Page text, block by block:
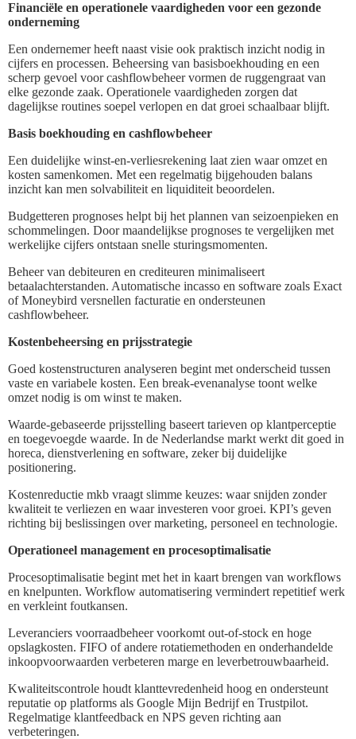
Financiële en operationele vaardigheden voor een gezonde
onderneming
Een ondernemer heeft naast visie ook praktisch inzicht nodig in
cijfers en processen. Beheersing van basisboekhouding en een
scherp gevoel voor cashflowbeheer vormen de ruggengraat van
elke gezonde zaak. Operationele vaardigheden zorgen dat
dagelijkse routines soepel verlopen en dat groei schaalbaar blijft.
Basis boekhouding en cashflowbeheer
Een duidelijke winst-en-verliesrekening laat zien waar omzet en
kosten samenkomen. Met een regelmatig bijgehouden balans
inzicht kan men solvabiliteit en liquiditeit beoordelen.
Budgetteren prognoses helpt bij het plannen van seizoenpieken en
schommelingen. Door maandelijkse prognoses te vergelijken met
werkelijke cijfers ontstaan snelle sturingsmomenten.
Beheer van debiteuren en crediteuren minimaliseert
betaalachterstanden. Automatische incasso en software zoals Exact
of Moneybird versnellen facturatie en ondersteunen
cashflowbeheer.
Kostenbeheersing en prijsstrategie
Goed kostenstructuren analyseren begint met onderscheid tussen
vaste en variabele kosten. Een break-evenanalyse toont welke
omzet nodig is om winst te maken.
Waarde-gebaseerde prijsstelling baseert tarieven op klantperceptie
en toegevoegde waarde. In de Nederlandse markt werkt dit goed in
horeca, dienstverlening en software, zeker bij duidelijke
positionering.
Kostenreductie mkb vraagt slimme keuzes: waar snijden zonder
kwaliteit te verliezen en waar investeren voor groei. KPI’s geven
richting bij beslissingen over marketing, personeel en technologie.
Operationeel management en procesoptimalisatie
Procesoptimalisatie begint met het in kaart brengen van workflows
en knelpunten. Workflow automatisering vermindert repetitief werk
en verkleint foutkansen.
Leveranciers voorraadbeheer voorkomt out-of-stock en hoge
opslagkosten. FIFO of andere rotatiemethoden en onderhandelde
inkoopvoorwaarden verbeteren marge en leverbetrouwbaarheid.
Kwaliteitscontrole houdt klanttevredenheid hoog en ondersteunt
reputatie op platforms als Google Mijn Bedrijf en Trustpilot.
Regelmatige klantfeedback en NPS geven richting aan
verbeteringen.